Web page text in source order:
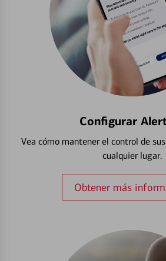
Configurar
Vea cómo mantener el control de
cualquier lugar.
Obtener más